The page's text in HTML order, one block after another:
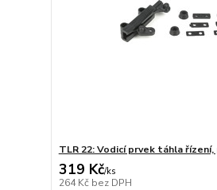
TLR 22: Vodicí prvek táhla
319 Kč/ks
264 Kč bez DPH